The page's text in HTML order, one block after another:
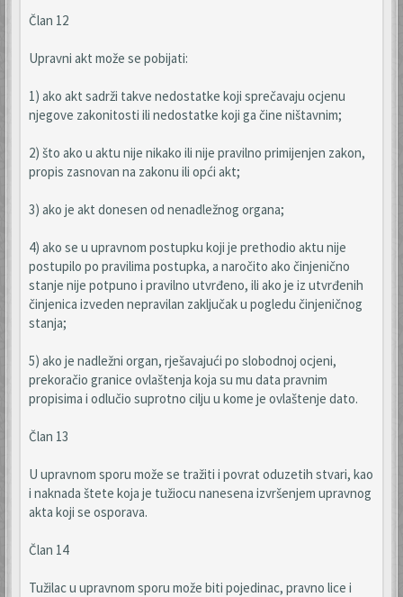
Član 12
Upravni akt može se pobijati:
1) ako akt sadrži takve nedostatke koji sprečavaju ocjenu
njegove zakonitosti ili nedostatke koji ga čine ništavnim;
2) što ako u aktu nije nikako ili nije pravilno primijenjen zakon,
propis zasnovan na zakonu ili opći akt;
3) ako je akt donesen od nenadležnog organa;
4) ako se u upravnom postupku koji je prethodio aktu nije
postupilo po pravilima postupka, a naročito ako činjenično
stanje nije potpuno i pravilno utvrđeno, ili ako je iz utvrđenih
činjenica izveden nepravilan zaključak u pogledu činjeničnog
stanja;
5) ako je nadležni organ, rješavajući po slobodnoj ocjeni,
prekoračio granice ovlaštenja koja su mu data pravnim
propisima i odlučio suprotno cilju u kome je ovlaštenje dato.
Član 13
U upravnom sporu može se tražiti i povrat oduzetih stvari, kao
i naknada štete koja je tužiocu nanesena izvršenjem upravnog
akta koji se osporava.
Član 14
Tužilac u upravnom sporu može biti pojedinac, pravno lice i